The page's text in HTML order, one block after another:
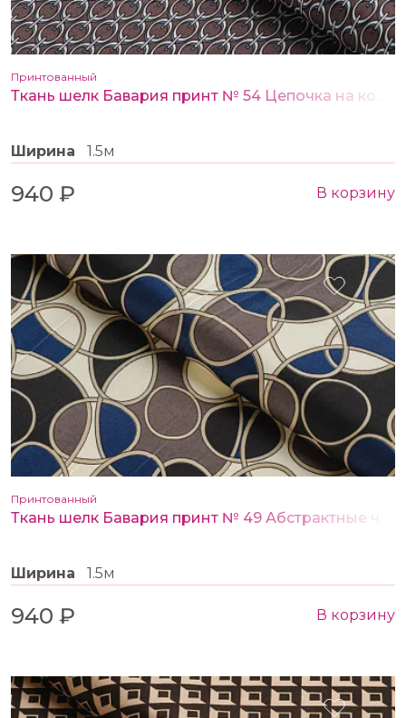
Принтованный
Ширина 1.5м
940 ₽ В корзину
Принтованный
Ширина 1.5м
940 ₽ В корзину